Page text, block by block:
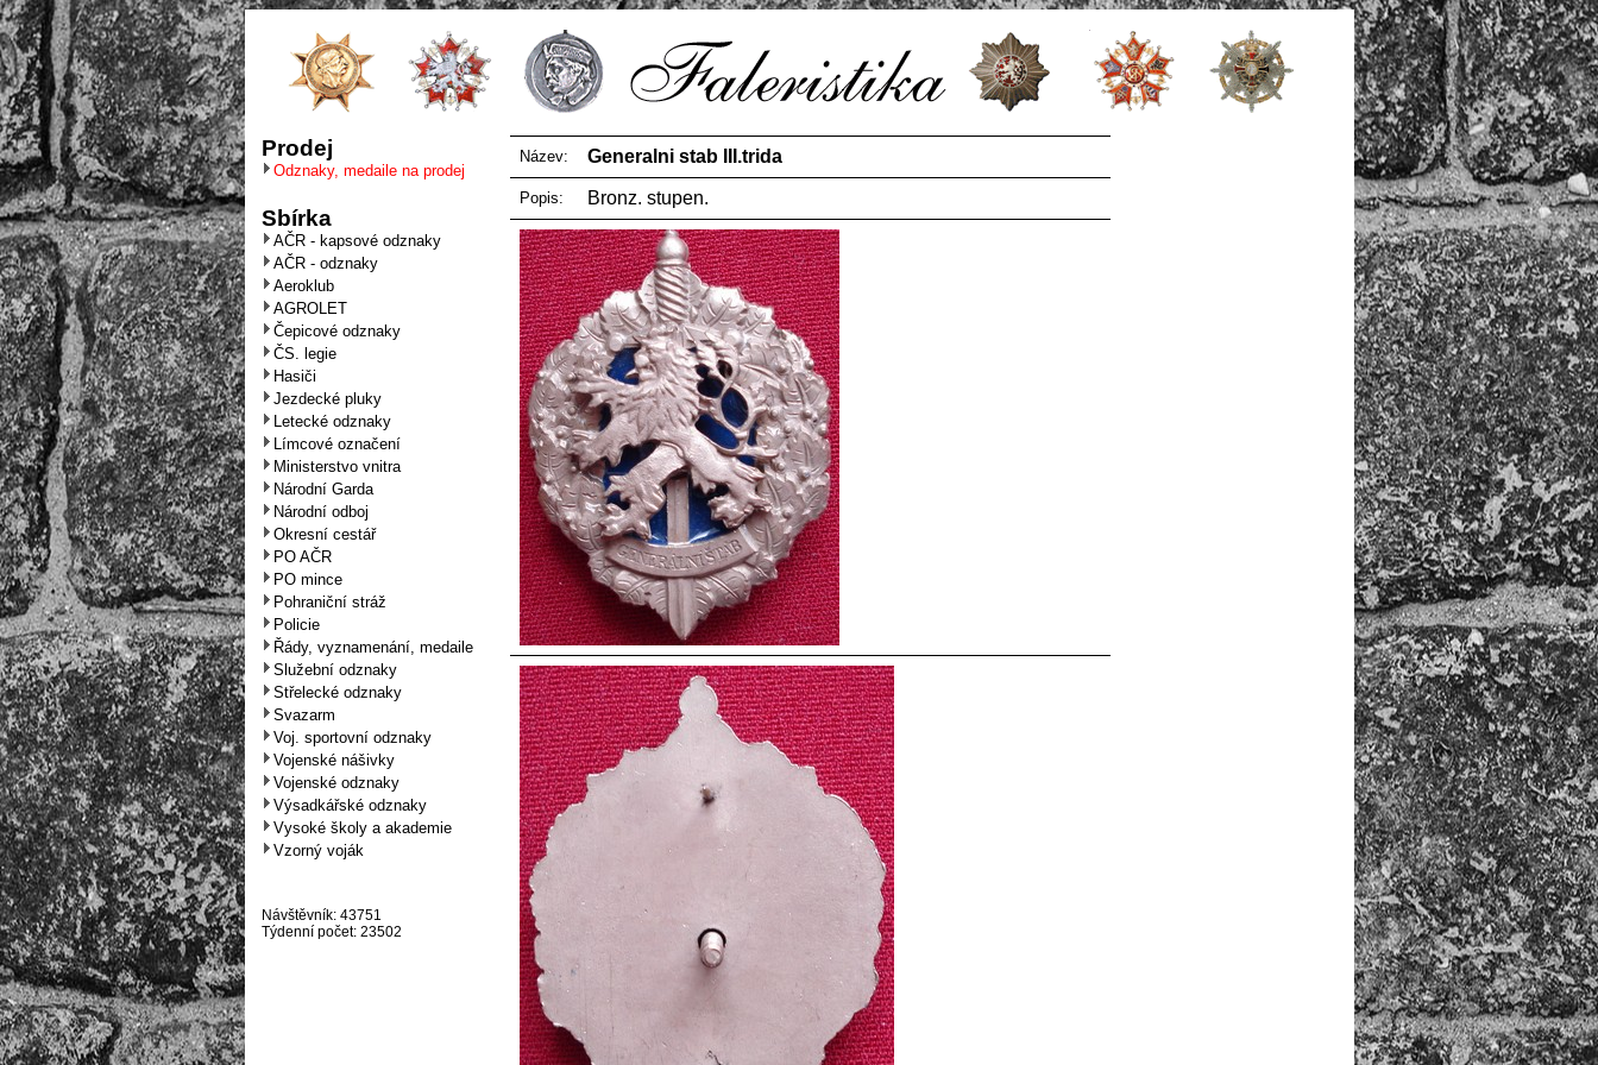
Prodej
Odznaky, medaile na prodej
Sbírka
AČR - kapsové odznaky
AČR - odznaky
Aeroklub
AGROLET
Čepicové odznaky
ČS. legie
Hasiči
Jezdecké pluky
Letecké odznaky
Límcové označení
Ministerstvo vnitra
Národní Garda
Národní odboj
Okresní cestář
PO AČR
PO mince
Pohraniční stráž
Policie
Řády, vyznamenání, medaile
Služební odznaky
Střelecké odznaky
Svazarm
Voj. sportovní odznaky
Vojenské nášivky
Vojenské odznaky
Výsadkářské odznaky
Vysoké školy a akademie
Vzorný voják
Návštěvník: 43751
Týdenní počet: 23502
Název: Generalni stab III.trida
Popis: Bronz. stupen.